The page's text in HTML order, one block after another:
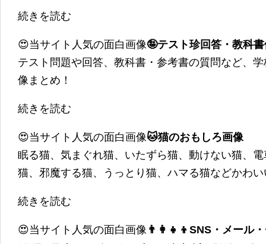
続きを読む
😍当サイト人気の面白画像🤪テスト珍回答・教科
テスト問題や回答、教科書・参考書の質問など、
像まとめ！
続きを読む
😍当サイト人気の面白画像🐱猫のおもしろ画像
眠る猫、気まぐれ猫、いたずら猫、動けない猫、
猫、邪魔する猫、うっとり猫、ハマる猫などかわ
続きを読む
😍当サイト人気の面白画像 👨‍👩‍👧‍👦SNS・メール